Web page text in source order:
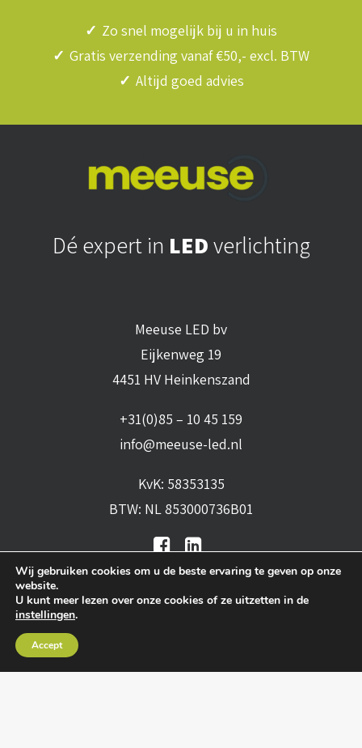
✓ Zo snel mogelijk bij u in huis
✓ Gratis verzending vanaf €50,- excl. BTW
✓ Altijd goed advies
Dé expert in LEDverlichting
Meeuse LED bv
Eijkenweg 19
4451 HV Heinkenszand
+31(0)85 – 10 45 159
info@meeuse-led.nl
KvK: 58353135
BTW: NL 853000736B01
leveringsvoorwaarden
Wij gebruiken cookies om u de beste ervaring te geven op onze
website.
U kunt meer lezen over onze cookies of ze uitzetten in de
instellingen.
Accept